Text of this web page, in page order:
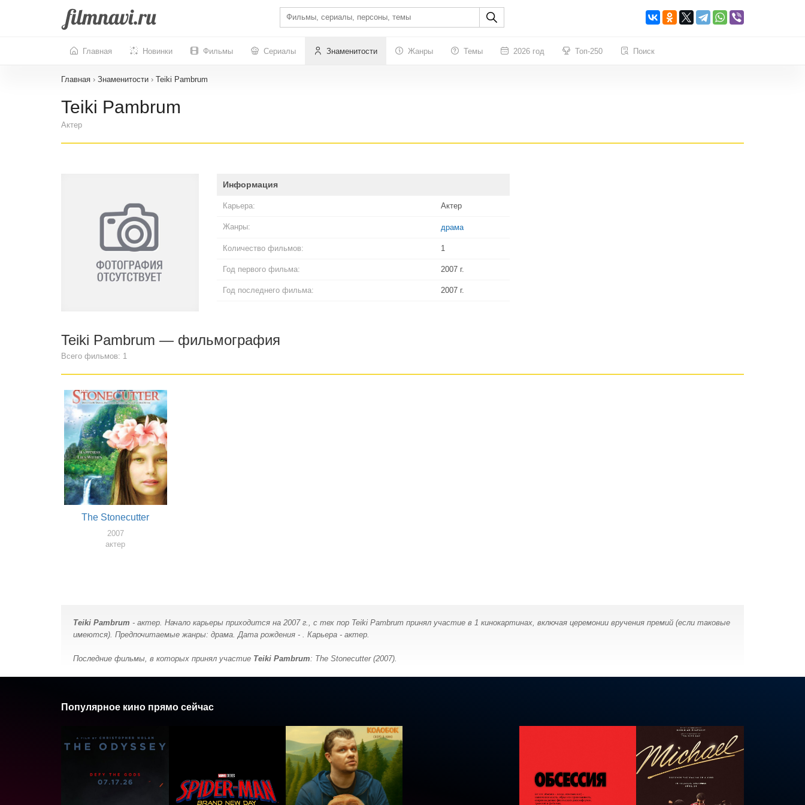
Главная Новинки Фильмы Сериалы Знаменитости Жанры Темы 2026 год Топ-250 Поиск
Главная › Знаменитости › Teiki Pambrum
Teiki Pambrum
Актер
Информация
Карьера: Актер
Жанры: драма
Количество фильмов: 1
Год первого фильма: 2007 г.
Год последнего фильма: 2007 г.
Teiki Pambrum — фильмография
Всего фильмов: 1
The Stonecutter
2007
актер
Teiki Pambrum - актер. Начало карьеры приходится на 2007 г., с тех пор Teiki Pambrum принял участие в 1 кинокартинах, включая церемонии вручения премий (если таковые
имеются). Предпочитаемые жанры: драма. Дата рождения - . Карьера - актер.
Последние фильмы, в которых принял участие Teiki Pambrum: The Stonecutter (2007).
Популярное кино прямо сейчас